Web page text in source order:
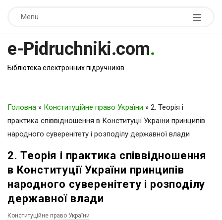
Menu
e-Pidruchniki.com.
Бібліотека електронних підручників
Головна » Конституційне право України » 2. Теорія і
практика співвідношення в Конституції України принципів
народного суверенітету і розподілу державної влади
2. Теорія і практика співвідношення
в Конституції України принципів
народного суверенітету і розподілу
державної влади
Конституційне право України